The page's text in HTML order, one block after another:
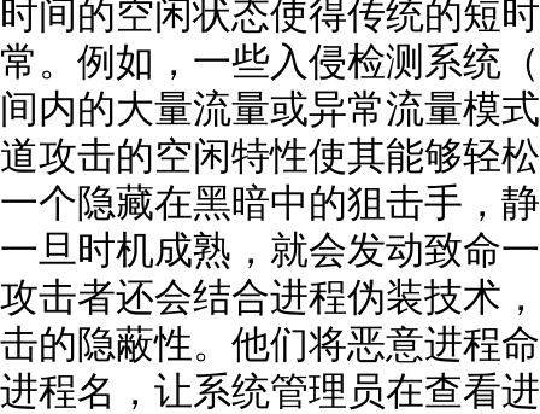
时间的空闲状态使得传统的短
常。例如，一些入侵检测系统
间内的大量流量或异常流量模
道攻击的空闲特性使其能够轻
一个隐藏在黑暗中的狙击手，
一旦时机成熟，就会发动致命
攻击者还会结合进程伪装技术
击的隐蔽性。他们将恶意进程
进程名，让系统管理员在查看